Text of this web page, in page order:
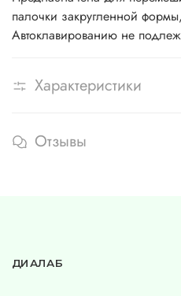
палочки закругленной
Автоклавированию не
Характеристики
Отзывы
ДИАЛАБ